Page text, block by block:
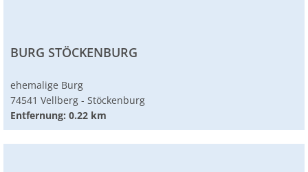
BURG STÖCKENBURG
ehemalige Burg
74541 Vellberg - Stöckenburg
Entfernung: 0.22 km